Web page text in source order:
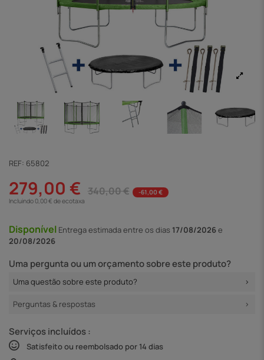
REF: 65802
279,00 € 340,00 €
-61,00 €
Incluindo 0,00 € de ecotaxa
Disponível Entregaestimada entre os dias 17/08/2026e
20/08/2026
Uma pergunta ou um orçamento sobre este produto?
Uma questão sobre este produto?
Perguntas & respostas
Serviços incluídos :
Satisfeito ou reembolsado por 14 dias